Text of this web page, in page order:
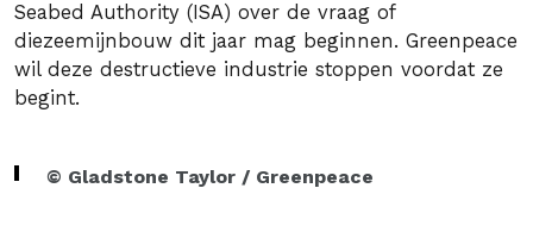
Seabed Authority (ISA) over de vraag of
diezeemijnbouw dit jaar mag beginnen. Greenpeace
wil deze destructieve industrie stoppen voordat ze
begint.
© Gladstone Taylor / Greenpeace